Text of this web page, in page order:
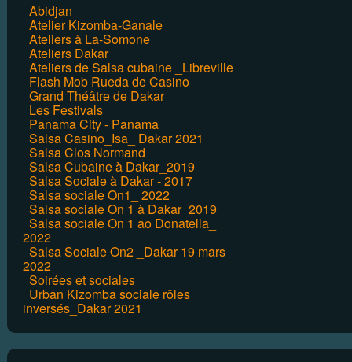
Abidjan
Atelier Kizomba-Ganale
Ateliers à La-Somone
Ateliers Dakar
Ateliers de Salsa cubaine _Libreville
Flash Mob Rueda de Casino
Grand Théâtre de Dakar
Les Festivals
Panama City - Panama
Salsa Casino_Isa_ Dakar 2021
Salsa Clos Normand
Salsa Cubaine à Dakar_2019
Salsa Sociale à Dakar - 2017
Salsa sociale On1_ 2022
Salsa sociale On 1 à Dakar_2019
Salsa sociale On 1 ao Donatella_
2022
Salsa Sociale On2 _Dakar 19 mars
2022
Soirées et sociales
Urban Kizomba sociale rôles
inversés_Dakar 2021